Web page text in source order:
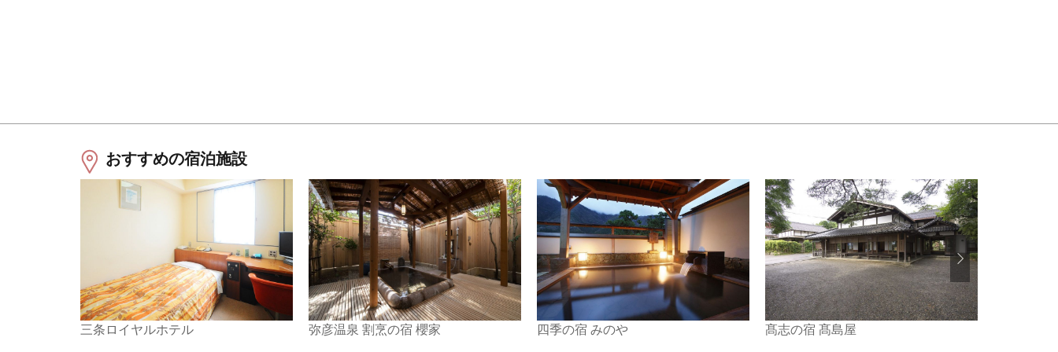
おすすめの宿泊施設
三条ロイヤルホテル 弥彦温泉 割烹の宿 櫻家 四季の宿 みのや 髙志の宿 髙島屋